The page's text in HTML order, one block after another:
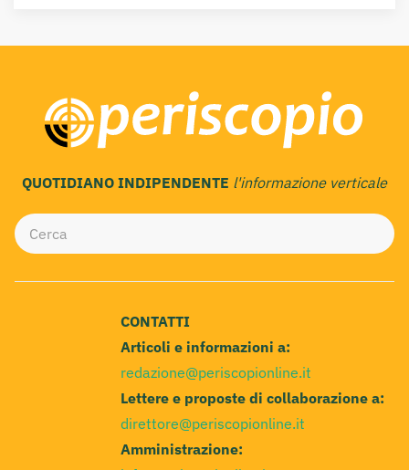
QUOTIDIANO INDIPENDENTE l'informazione verticale
CONTATTI
Articoli e informazioni a:
redazione@periscopionline.it
Lettere e proposte di collaborazione a:
direttore@periscopionline.it
Amministrazione: